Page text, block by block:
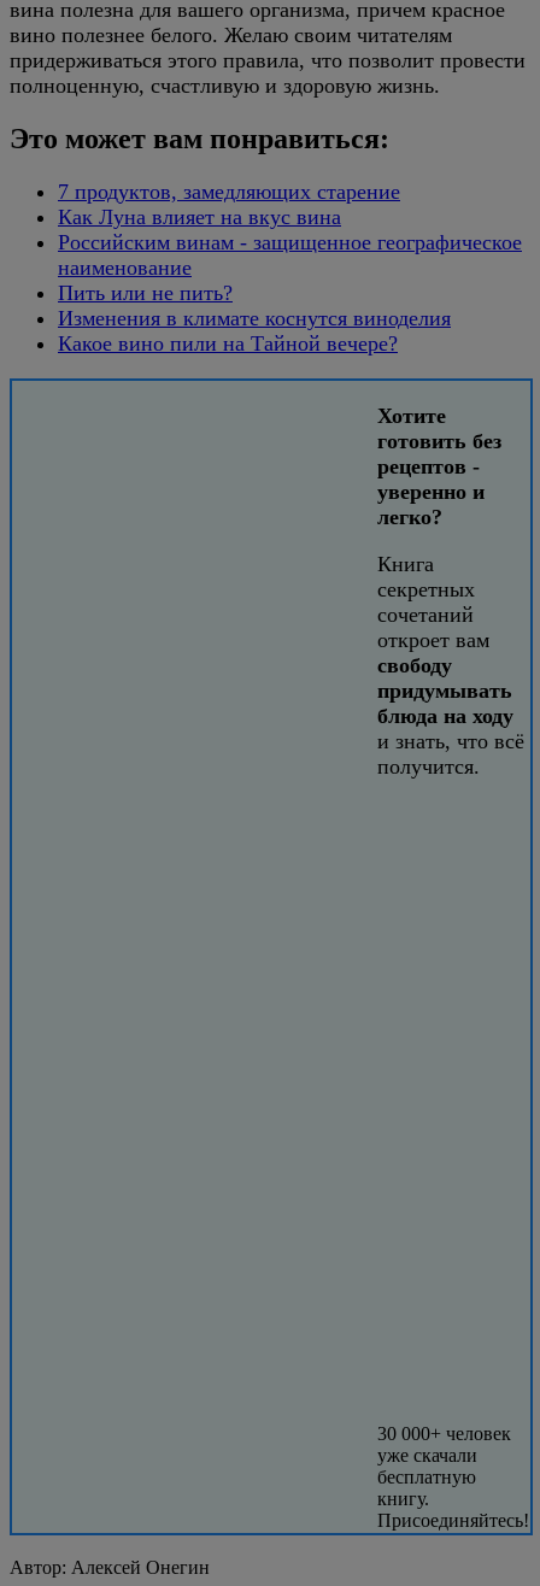
вина полезна для вашего организма, причем красное
вино полезнее белого. Желаю своим читателям
придерживаться этого правила, что позволит провести
полноценную, счастливую и здоровую жизнь.
Это может вам понравиться:
7 продуктов, замедляющих старение
Как Луна влияет на вкус вина
Российским винам - защищенное географическое
наименование
Пить или не пить?
Изменения в климате коснутся виноделия
Какое вино пили на Тайной вечере?
Хотите
готовить без
рецептов -
уверенно и
легко?
Книга
секретных
сочетаний
откроет вам
свободу
придумывать
блюда на ходу
и знать, что всё
получится.
30 000+ человек
уже скачали
бесплатную
книгу.
Присоединяйтесь!
Автор: Алексей Онегин